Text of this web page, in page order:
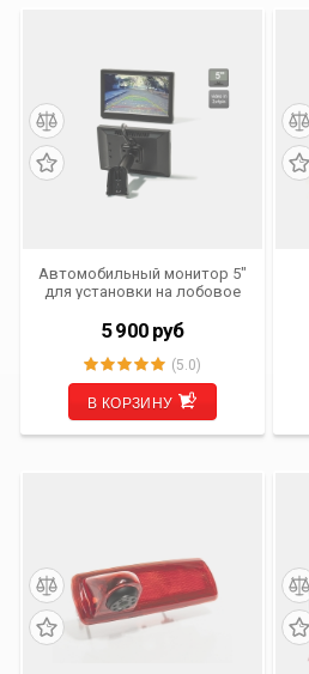
Автомобильный монитор 5"
для установки на лобовое
AVS0504BM
5 900 руб
(5.0)
В КОРЗИНУ